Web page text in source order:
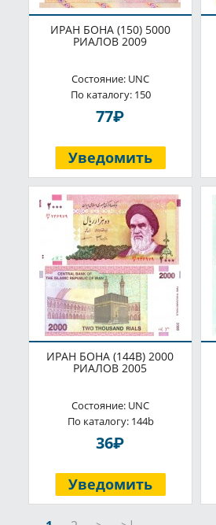
ИРАН БОНА (150) 5000
РИАЛОВ 2009
Состояние: UNC
По каталогу: 150
77P
Уведомить
ИРАН БОНА (144B) 2000
РИАЛОВ 2005
Состояние: UNC
По каталогу: 144b
36P
Уведомить